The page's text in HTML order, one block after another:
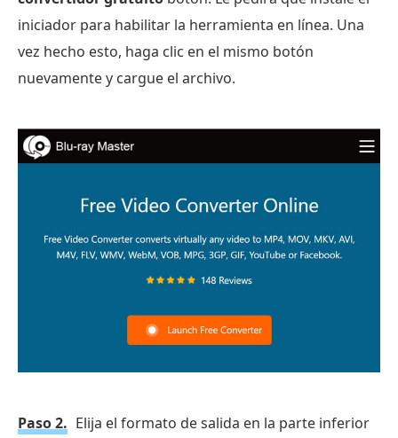
iniciador para habilitar la herramienta en línea. Una
vez hecho esto, haga clic en el mismo botón
nuevamente y cargue el archivo.
Paso 2. Elija el formato de salida en la parte inferior